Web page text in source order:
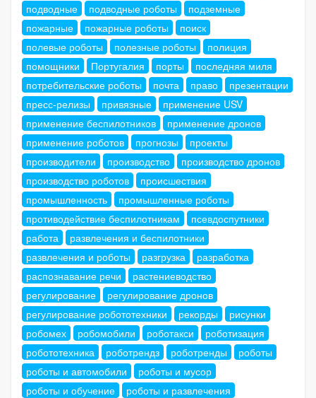
подводные
подводные роботы
подземные
пожарные
пожарные роботы
поиск
полевые роботы
полезные роботы
полиция
помощники
Португалия порты
последняя миля
потребительские роботы
почта право
презентации
пресс-релизы
привязные
применение USV
применение беспилотников
применение дронов
применение роботов
прогнозы
проекты
производители
производство
производство дронов
производство роботов
происшествия
промышленность
промышленные роботы
противодействие беспилотникам
псевдоспутники
работа
развлечения и беспилотники
развлечения и роботы
разгрузка
разработка
распознавание речи
растениеводство
регулирование
регулирование дронов
регулирование робототехники
рекорды
рисунки
робомех
робомобили роботакси
роботизация
робототехника
роботрендз роботренды
роботы
роботы и автомобили
роботы и мусор
роботы и обучение
роботы и развлечения